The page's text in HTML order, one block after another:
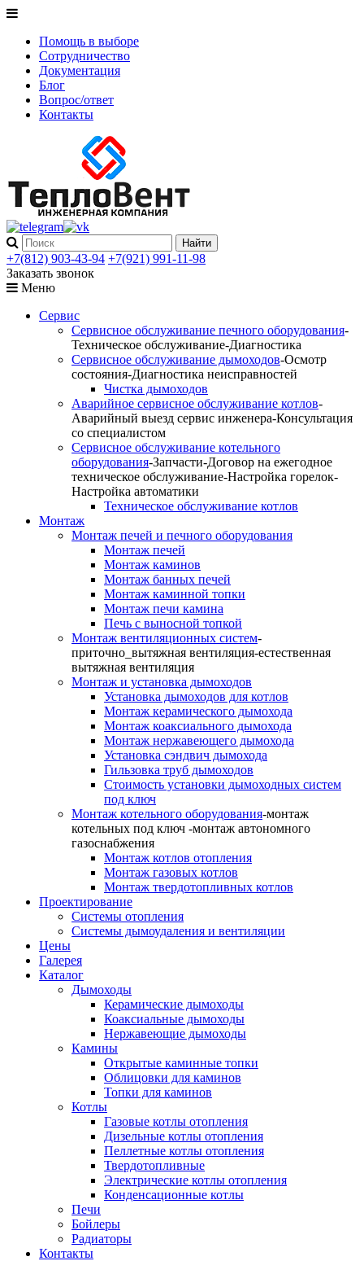
Помощь в выборе
Сотрудничество
Документация
Блог
Вопрос/ответ
Контакты
+7(812) 903-43-94 +7(921) 991-11-98
Заказать звонок
Меню
Сервис
Сервисное обслуживание печного оборудования-
Техническое обслуживание-Диагностика
Сервисное обслуживание дымоходов-Осмотр
состояния-Диагностика неисправностей
Чистка дымоходов
Аварийное сервисное обслуживание котлов-
Аварийный выезд сервис инженера-Консультация
со специалистом
Сервисное обслуживание котельного
оборудования-Запчасти-Договор на ежегодное
техническое обслуживание-Настройка горелок-
Настройка автоматики
Техническое обслуживание котлов
Монтаж
Монтаж печей и печного оборудования
Монтаж печей
Монтаж каминов
Монтаж банных печей
Монтаж каминной топки
Монтаж печи камина
Печь с выносной топкой
Монтаж вентиляционных систем-
приточно_вытяжная вентиляция-естественная
вытяжная вентиляция
Монтаж и установка дымоходов
Установка дымоходов для котлов
Монтаж керамического дымохода
Монтаж коаксиального дымохода
Монтаж нержавеющего дымохода
Установка сэндвич дымохода
Гильзовка труб дымоходов
Стоимость установки дымоходных систем
под ключ
Монтаж котельного оборудования-монтаж
котельных под ключ -монтаж автономного
газоснабжения
Монтаж котлов отопления
Монтаж газовых котлов
Монтаж твердотопливных котлов
Проектирование
Системы отопления
Системы дымоудаления и вентиляции
Цены
Галерея
Каталог
Дымоходы
Керамические дымоходы
Коаксиальные дымоходы
Нержавеющие дымоходы
Камины
Открытые каминные топки
Облицовки для каминов
Топки для каминов
Котлы
Газовые котлы отопления
Дизельные котлы отопления
Пеллетные котлы отопления
Твердотопливные
Электрические котлы отопления
Конденсационные котлы
Печи
Бойлеры
Радиаторы
Контакты